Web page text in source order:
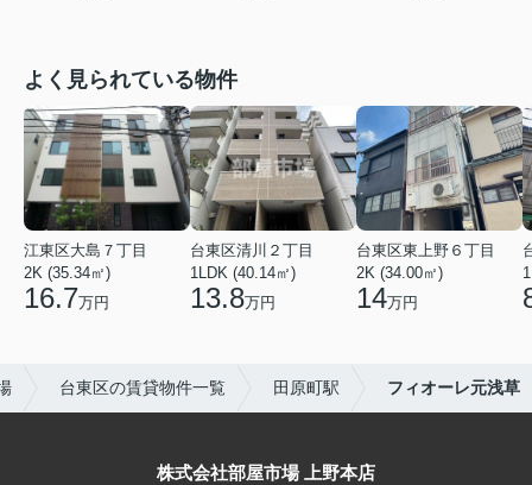
よく見られている物件
江東区大島７丁目
2K (35.34㎡)
16.7万円
台東区清川２丁目
1LDK (40.14㎡)
13.8万円
台東区東上野６丁目
2K (34.00㎡)
14万円
台東区の賃貸物件一覧 田原町駅 フィオーレ元浅草
株式会社部屋市場 上野本店